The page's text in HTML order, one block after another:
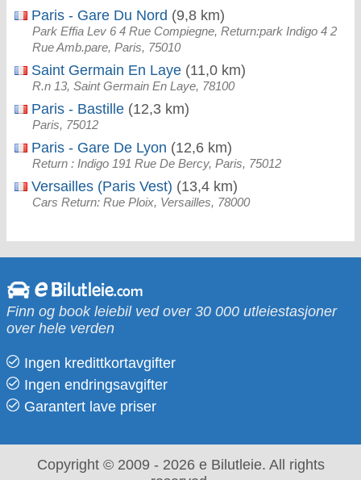
Paris - Gare Du Nord (9,8 km)
Park Effia Lev 6 4 Rue Compiegne, Return:park Indigo 4 2
Rue Amb.pare, Paris, 75010
Saint Germain En Laye (11,0 km)
R.n 13, Saint Germain En Laye, 78100
Paris - Bastille (12,3 km)
Paris, 75012
Paris - Gare De Lyon (12,6 km)
Return : Indigo 191 Rue De Bercy, Paris, 75012
Versailles (Paris Vest) (13,4 km)
Cars Return: Rue Ploix, Versailles, 78000
Finn og book leiebil ved over 30 000 utleiestasjoner
over hele verden
Ingen kredittkortavgifter
Ingen endringsavgifter
Garantert lave priser
Copyright © 2009 - 2026 e Bilutleie. All rights